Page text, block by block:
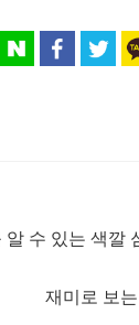
수 있는 색깔
재미로 보